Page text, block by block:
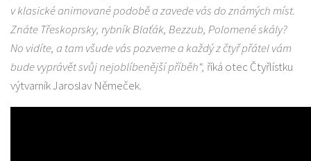
v klasické animované podobě a zavede vás do známých míst.
Znáte Třeskoprsky, rybník Blaťák, Bezzub, Polomené skály?
No vidíte, a tam všude vás pozveme a každý z čtyř přátel vám
bude vyprávět svůj nejoblíbenější příběh“, říká otec Čtyřlístku
výtvarník Jaroslav Němeček.